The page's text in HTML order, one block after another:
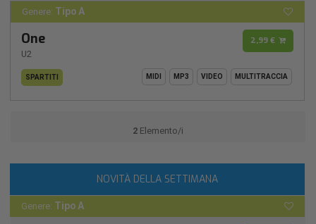
Genere: Tipo A
One
U2
2,99 €
SPARTITI MIDI MP3 VIDEO MULTITRACCIA
2 Elemento/i
NOVITÀ DELLA SETTIMANA
Genere: Tipo A